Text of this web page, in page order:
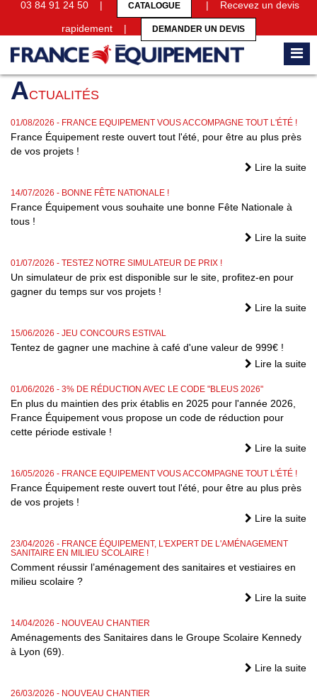
03 84 91 24 50 | CATALOGUE | Recevez un devis
rapidement | DEMANDER UN DEVIS
Accueil Actualités
ACTUALITÉS
01/08/2026 - FRANCE EQUIPEMENT VOUS ACCOMPAGNE TOUT L'ÉTÉ !
France Équipement reste ouvert tout l'été, pour être au plus près
de vos projets !
Lire la suite
14/07/2026 - BONNE FÊTE NATIONALE !
France Équipement vous souhaite une bonne Fête Nationale à
tous !
Lire la suite
01/07/2026 - TESTEZ NOTRE SIMULATEUR DE PRIX !
Un simulateur de prix est disponible sur le site, profitez-en pour
gagner du temps sur vos projets !
Lire la suite
15/06/2026 - JEU CONCOURS ESTIVAL
Tentez de gagner une machine à café d'une valeur de 999€ !
Lire la suite
01/06/2026 - 3% DE RÉDUCTION AVEC LE CODE "BLEUS 2026"
En plus du maintien des prix établis en 2025 pour l'année 2026,
France Équipement vous propose un code de réduction pour
cette période estivale !
Lire la suite
16/05/2026 - FRANCE EQUIPEMENT VOUS ACCOMPAGNE TOUT L'ÉTÉ !
France Équipement reste ouvert tout l'été, pour être au plus près
de vos projets !
Lire la suite
23/04/2026 - FRANCE ÉQUIPEMENT, L'EXPERT DE L'AMÉNAGEMENT
SANITAIRE EN MILIEU SCOLAIRE !
Comment réussir l’aménagement des sanitaires et vestiaires en
milieu scolaire ?
Lire la suite
14/04/2026 - NOUVEAU CHANTIER
Aménagements des Sanitaires dans le Groupe Scolaire Kennedy
à Lyon (69).
Lire la suite
26/03/2026 - NOUVEAU CHANTIER